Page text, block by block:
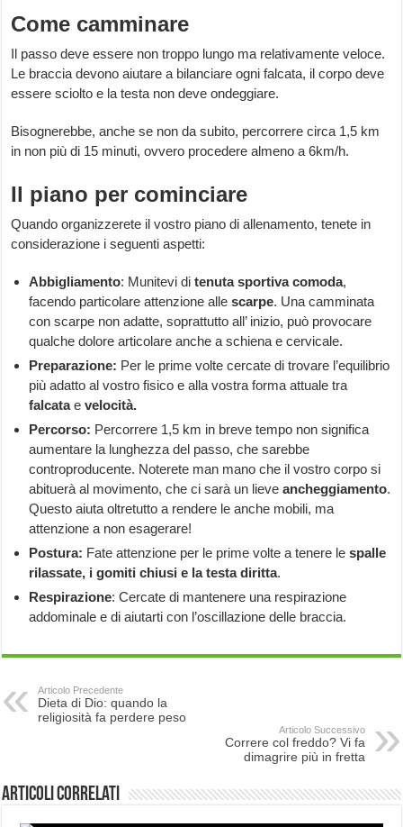
Come camminare
Il passo deve essere non troppo lungo ma relativamente veloce.
Le braccia devono aiutare a bilanciare ogni falcata, il corpo deve
essere sciolto e la testa non deve ondeggiare.
Bisognerebbe, anche se non da subito, percorrere circa 1,5 km
in non più di 15 minuti, ovvero procedere almeno a 6km/h.
Il piano per cominciare
Quando organizzerete il vostro piano di allenamento, tenete in
considerazione i seguenti aspetti:
Abbigliamento: Munitevi ditenuta sportiva comoda,
facendo particolare attenzione allescarpe. Una camminata
con scarpe non adatte, soprattutto all’ inizio, può provocare
qualche dolore articolare anche a schiena e cervicale.
Preparazione: Per le prime volte cercate di trovare l’equilibrio
più adatto al vostro fisico e alla vostra forma attuale tra
falcataevelocità.
Percorso: Percorrere 1,5 km in breve tempo non significa
aumentare la lunghezza del passo, che sarebbe
controproducente. Noterete man mano che il vostro corpo si
abituerà al movimento, che ci sarà un lieveancheggiamento.
Questo aiuta oltretutto a rendere le anche mobili, ma
attenzione a non esagerare!
Postura: Fate attenzione per le prime volte a tenere lespalle
rilassate, i gomiti chiusi e la testa diritta.
Respirazione: Cercate di mantenere una respirazione
addominale e di aiutarti con l’oscillazione delle braccia.
Articolo Precedente
Dieta di Dio: quando la
religiosità fa perdere peso
Articolo Successivo
Correre col freddo? Vi fa
dimagrire più in fretta
Articoli correlati